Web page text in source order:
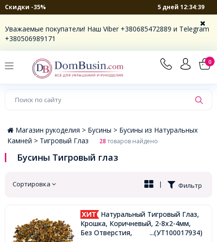
Скидки -35% 5 дней 12:34:38
Уважаемые покупатели! Наш Viber +380685472889 и Telegram
+380506989171
0
×
Магазин рукоделия > Бусины > Бусины из Натуральных
Камней > Тигровый Глаз 28товаров найдено
Бусины Тигровый глаз
Сортировка Фильтр
|
Натуральный Тигровый Глаз,
Крошка, Коричневый, 2-8x2-4мм,
Без Отверстия,
...(УТ100017934)